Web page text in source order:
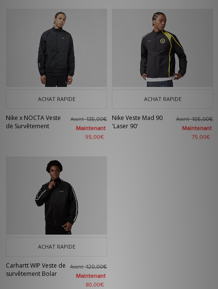
ACHAT RAPIDE
Nike x NOCTA Veste
de Survêtement
Avant135,00€
Maintenant
95,00€
ACHAT RAPIDE
Nike Veste Mad 90
'Laser 90'
Avant105,00€
Maintenant
75,00€
ACHAT RAPIDE
Carhartt WIP Veste de
survêtement Bolar
Avant120,00€
Maintenant
80,00€